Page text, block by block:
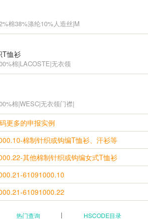
棉38%涤纶10%人造丝|M
T恤衫
棉|LACOSTE|无衣领
棉|WESC|无衣领门襟|
更多的申报实例
棉制针织或钩编T恤衫、汗衫等
其他棉制针织或钩编女式T恤衫
61091000.10
61091000.22
热门查询 HSCODE目录